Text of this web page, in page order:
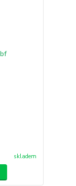
skladem